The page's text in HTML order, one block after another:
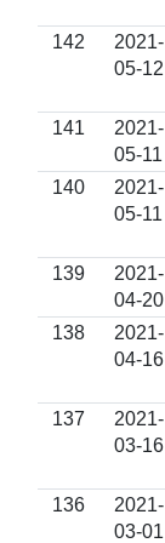
142
2021-
05-12
141
2021-
05-11
140
2021-
05-11
139
2021-
04-20
138
2021-
04-16
137
2021-
03-16
136
2021-
03-01